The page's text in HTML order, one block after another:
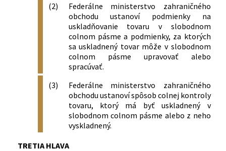
(2)
Federálne ministerstvo zahraničného
obchodu ustanoví podmienky na
uskladňovanie tovaru v slobodnom
colnom pásme a podmienky, za ktorých
sa uskladnený tovar môže v slobodnom
colnom pásme upravovať alebo
spracúvať.
(3)
Federálne ministerstvo zahraničného
obchodu ustanoví spôsob colnej kontroly
tovaru, ktorý má byť uskladnený v
slobodnom colnom pásme alebo z neho
vyskladnený.
TRETIA HLAVA